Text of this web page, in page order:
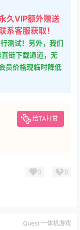
久VIP额外赠送
系客服获取！
测试！另外，我们
链下载通道，无
员价格现临时降低
给TA打赏
0 0
Quest 一体机游戏